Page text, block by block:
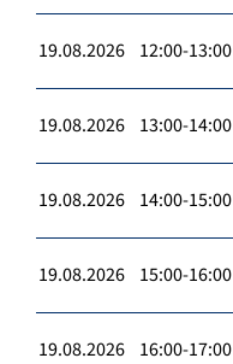
19.08.2026 12:00-13:00
19.08.2026 13:00-14:00
19.08.2026 14:00-15:00
19.08.2026 15:00-16:00
19.08.2026 16:00-17:00